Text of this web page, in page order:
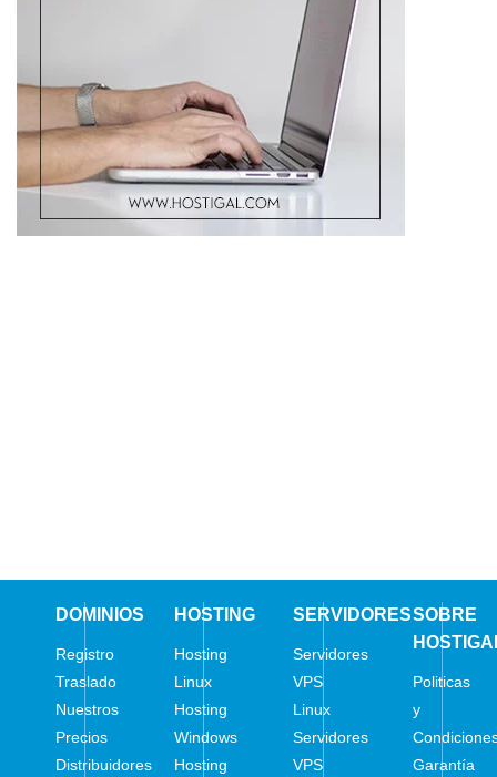
DOMINIOS
Registro
Traslado
Nuestros
Precios
Distribuidores
HOSTING
Hosting
Linux
Hosting
Windows
Hosting
SERVIDORES
Servidores
VPS
Linux
Servidores
VPS
SOBRE
Politicas
y
Garantía